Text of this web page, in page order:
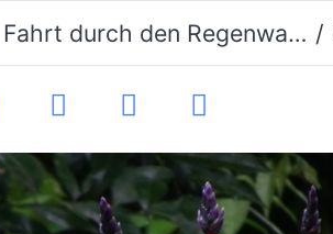
Fahrt durch den Regenwald